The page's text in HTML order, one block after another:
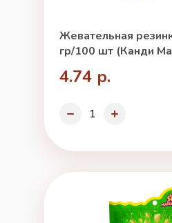
Жевательная
гр/100 шт (Канди
4.74 р.